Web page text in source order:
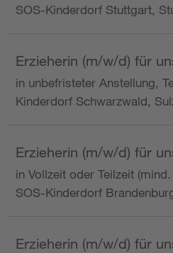
SOS-Kinderdorf Stuttgart,
Erzieherin (m/w/d) für
in unbefristeter Anstellung,
Kinderdorf Schwarzwald,
Erzieherin (m/w/d) für
in Vollzeit oder Teilzeit
SOS-Kinderdorf
Erzieherin (m/w/d) für